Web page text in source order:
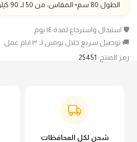
الطول 80 سم▫️ المقاس: من 50 لـ 90 كيلو ▫️ الخامة: صوف ليكرا▫️
🛡️ استبدال واسترجاع لمدة ١٤ يوم
🚚 توصيل سريع خلال يومين لـ ٣ ايام عمل
رمز المنتج: 25451
شحن لكل المحافظات